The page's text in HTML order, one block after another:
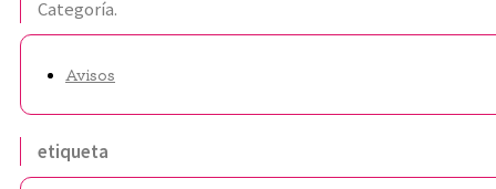
Categoría.
Avisos
etiqueta